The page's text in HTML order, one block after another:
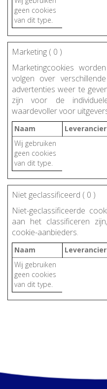
geen cookies
van dit type.
Marketing ( 0 )
Marketingcookies
volgen over
advertenties weer te
zijn voor de
waardevoller voor
Naam Leverancier
Wij gebruiken
geen cookies
van dit type.
Niet geclassificeerd ( 0 )
Niet-geclassificeerde
aan het classificeren
cookie-aanbieders.
Naam Leverancier
Wij gebruiken
geen cookies
van dit type.